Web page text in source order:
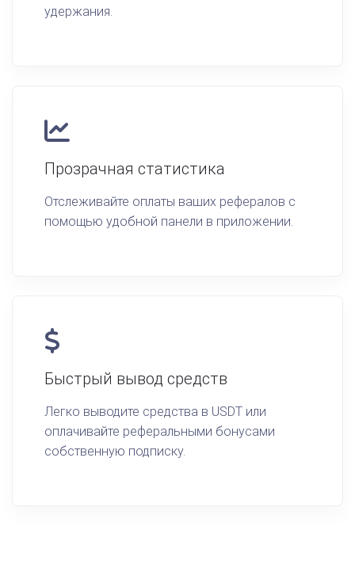
удержания.
Прозрачная статистика
Отслеживайте оплаты ваших рефералов с
помощью удобной панели в приложении.
Быстрый вывод средств
Легко выводите средства в USDT или
оплачивайте реферальными бонусами
собственную подписку.